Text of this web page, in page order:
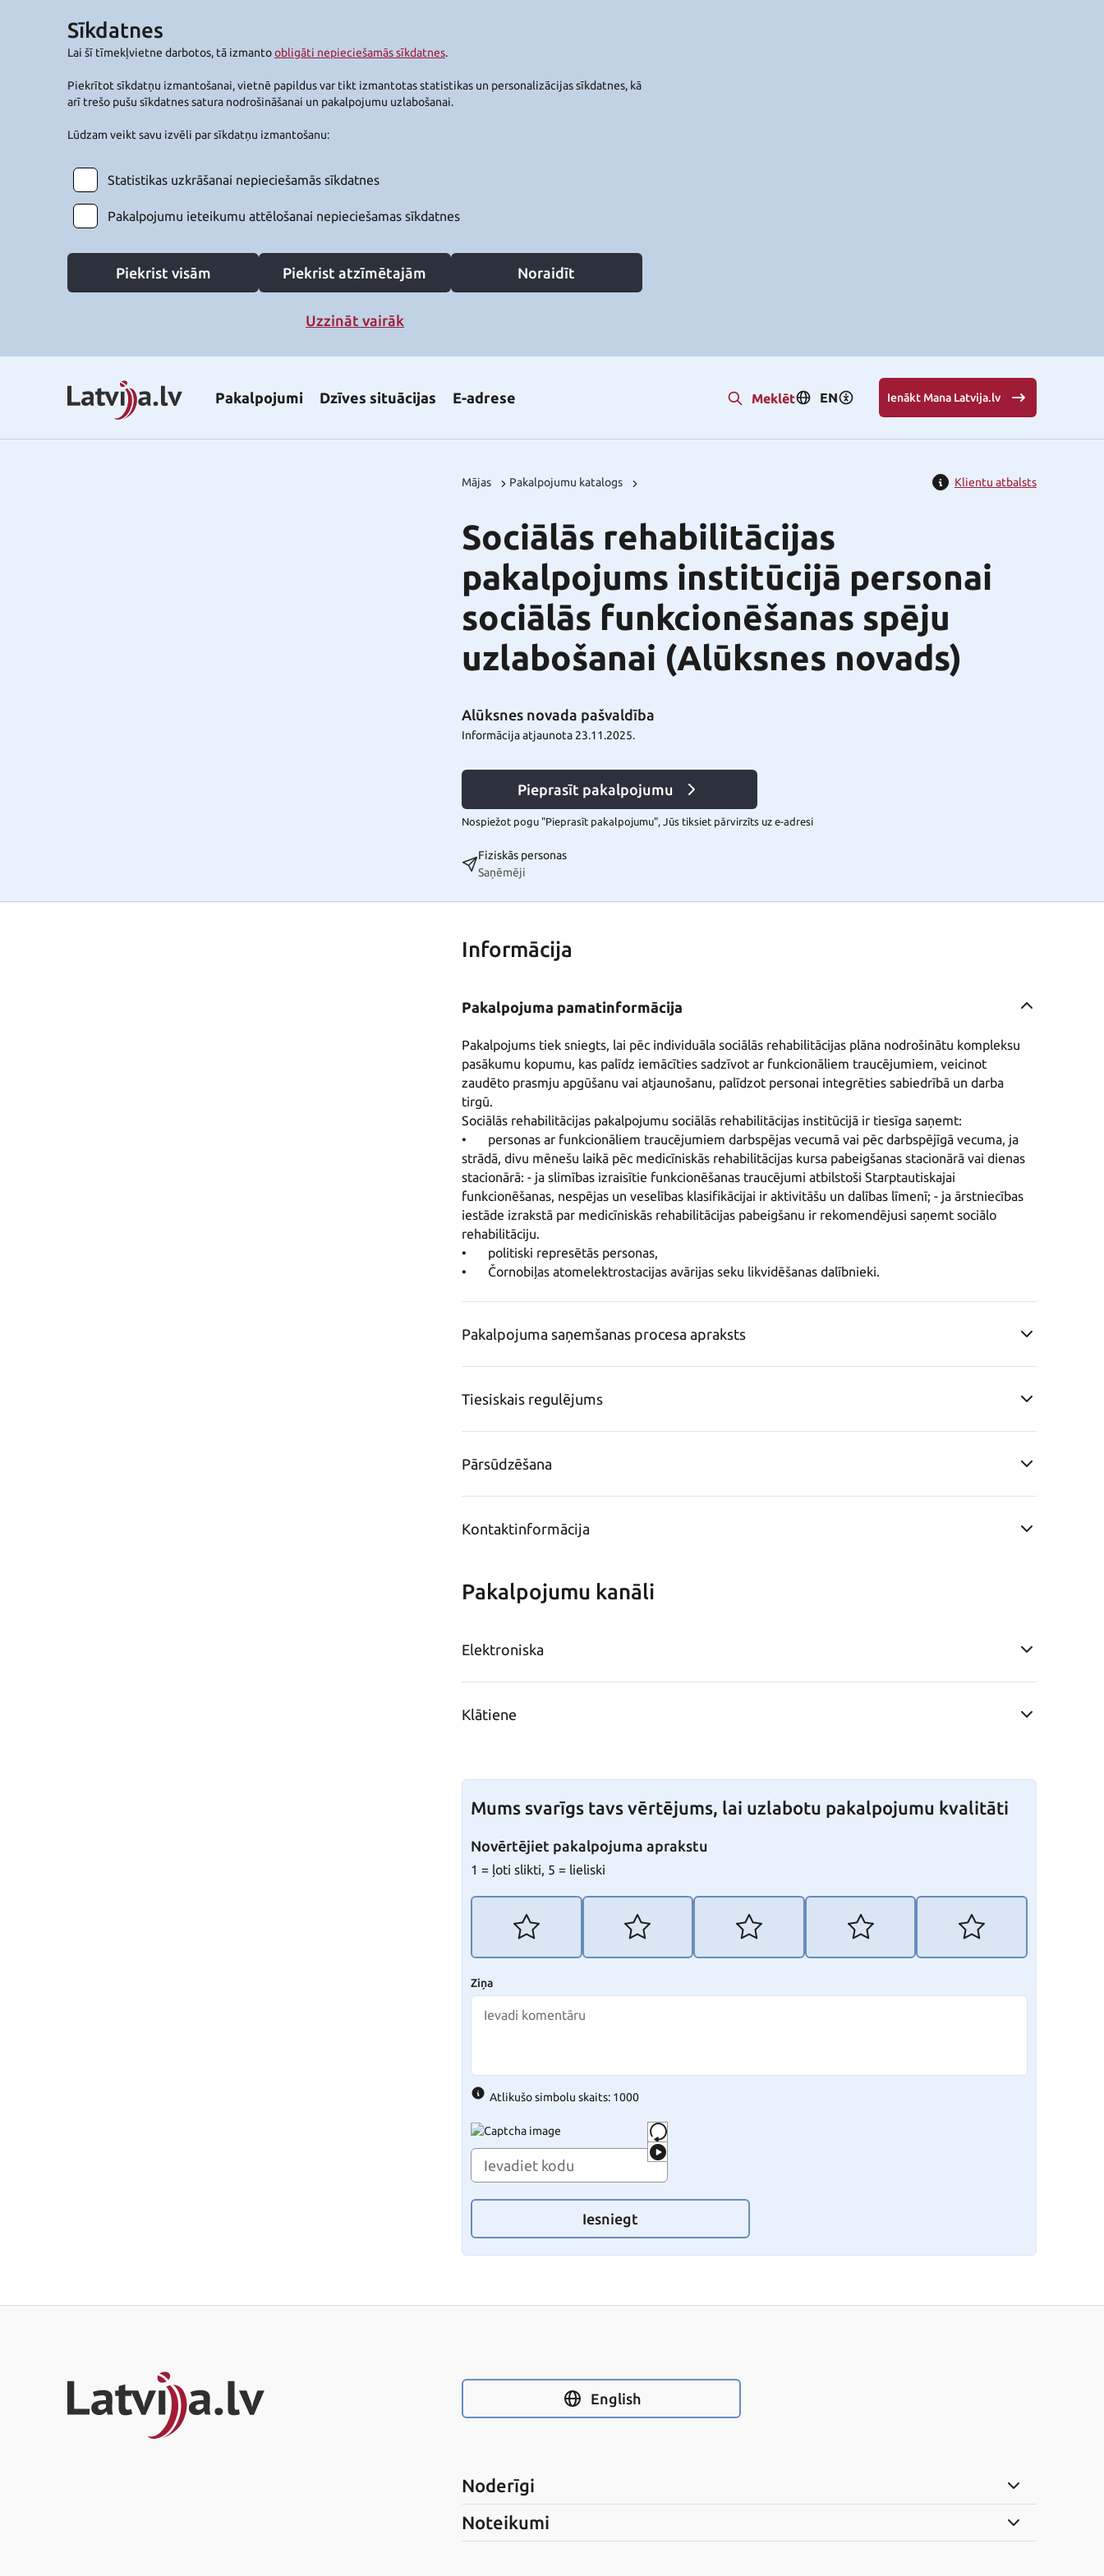
Sīkdatnes
Lai šī tīmekļvietne darbotos, tā izmantoobligāti nepieciešamās sīkdatnes.
Piekrītot sīkdatņu izmantošanai, vietnē papildus var tikt izmantotas statistikas un personalizācijas sīkdatnes, kā
arī trešo pušu sīkdatnes satura nodrošināšanai un pakalpojumu uzlabošanai.
Lūdzam veikt savu izvēli par sīkdatņu izmantošanu:
Statistikas uzkrāšanai nepieciešamās sīkdatnes
Pakalpojumu ieteikumu attēlošanai nepieciešamas sīkdatnes
Piekrist visām Piekrist atzīmētajām Noraidīt
Uzzināt vairāk
Pakalpojumi Dzīves situācijas E-adrese Meklēt EN Ienākt Mana Latvija.lv
Mājas Pakalpojumu katalogs Klientu atbalsts
Sociālās rehabilitācijas
pakalpojums institūcijā personai
sociālās funkcionēšanas spēju
uzlabošanai (Alūksnes novads)
Alūksnes novada pašvaldība
Informācija atjaunota 23.11.2025.
Pieprasīt pakalpojumu
Nospiežot pogu "Pieprasīt pakalpojumu", Jūs tiksiet pārvirzīts uz e-adresi
Fiziskās personas
Saņēmēji
Informācija
Pakalpojuma pamatinformācija
Pakalpojums tiek sniegts, lai pēc individuāla sociālās rehabilitācijas plāna nodrošinātu kompleksu
pasākumu kopumu, kas palīdz iemācīties sadzīvot ar funkcionāliem traucējumiem, veicinot
zaudēto prasmju apgūšanu vai atjaunošanu, palīdzot personai integrēties sabiedrībā un darba
tirgū.
Sociālās rehabilitācijas pakalpojumu sociālās rehabilitācijas institūcijā ir tiesīga saņemt:
•	personas ar funkcionāliem traucējumiem darbspējas vecumā vai pēc darbspējīgā vecuma, ja
strādā, divu mēnešu laikā pēc medicīniskās rehabilitācijas kursa pabeigšanas stacionārā vai dienas
stacionārā: - ja slimības izraisītie funkcionēšanas traucējumi atbilstoši Starptautiskajai
funkcionēšanas, nespējas un veselības klasifikācijai ir aktivitāšu un dalības līmenī; - ja ārstniecības
iestāde izrakstā par medicīniskās rehabilitācijas pabeigšanu ir rekomendējusi saņemt sociālo
rehabilitāciju.
•	politiski represētās personas,
•	Čornobiļas atomelektrostacijas avārijas seku likvidēšanas dalībnieki.
Pakalpojuma saņemšanas procesa apraksts
Tiesiskais regulējums
Pārsūdzēšana
Kontaktinformācija
Pakalpojumu kanāli
Elektroniska
Klātiene
Mums svarīgs tavs vērtējums, lai uzlabotu pakalpojumu kvalitāti
Novērtējiet pakalpojuma aprakstu
1 = ļoti slikti, 5 = lieliski
Ziņa
Atlikušo simbolu skaits: 1000
Iesniegt
English
Noderīgi
Noteikumi